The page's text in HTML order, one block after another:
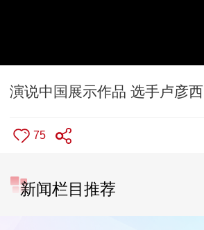
演说中国展示作品 选手卢彦西
75
新闻栏目推荐